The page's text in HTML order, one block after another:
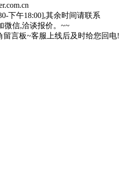
下午18:00],其余时间请联系
微信,洽谈报价。~~
言板~客服上线后及时给您回电!